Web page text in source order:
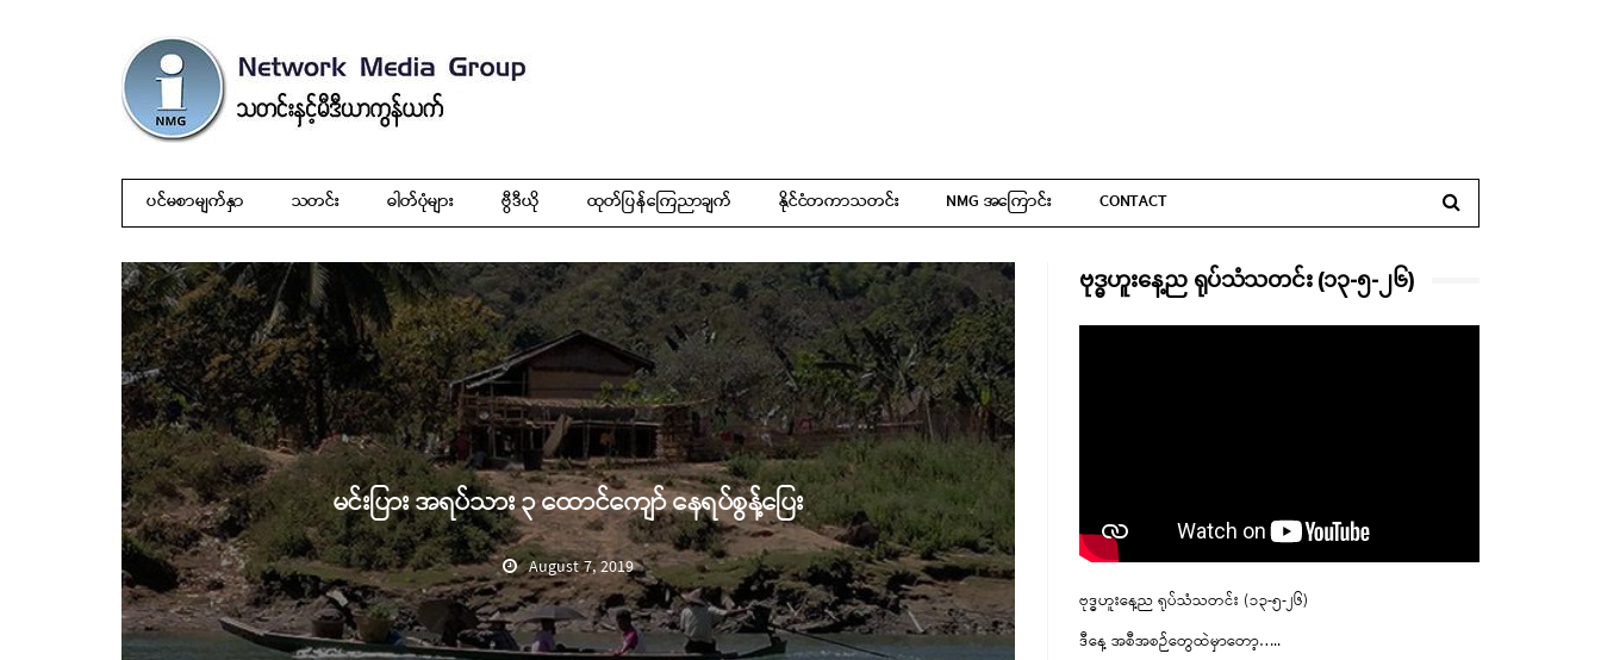
ပင်မစာမျက်နှာ သတင်း ဓါတ်ပုံများ ဗွီဒီယို ထုတ်ပြန်ကြေညာချက် နိုင်ငံတကာသတင်း NMG အကြောင်း CONTACT
မင်းပြား အရပ်သား ၃ ထောင်ကျော် နေရပ်စွန့်ပြေး
August 7, 2019
ဗုဒ္ဓဟူးနေ့ည ရုပ်သံသတင်း (၁၃-၅-၂၆)
ဗုဒ္ဓဟူးနေ့ည ရုပ်သံသတင်း (၁၃-၅-၂၆)
ဒီနေ့ အစီအစဉ်တွေထဲမှာတော့…..